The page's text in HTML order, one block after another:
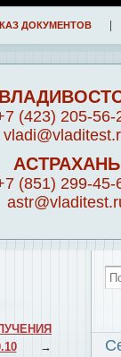
ДОКУМЕНТОВ
(423) 205-56-
АСТРАХАНЬ
(851) 299-45-
→